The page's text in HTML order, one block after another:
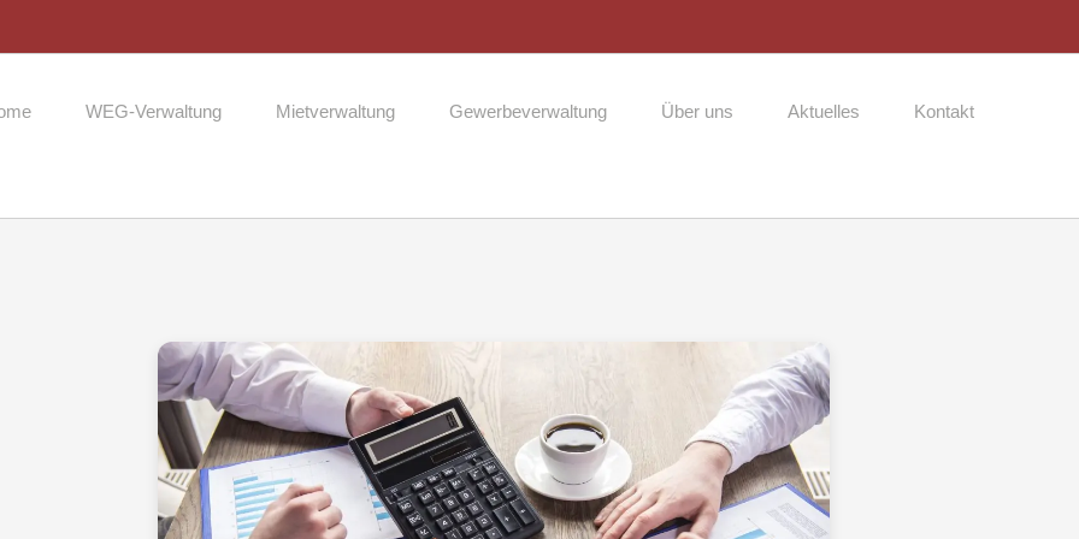
WEG-Verwaltung Mietverwaltung Gewerbeverwaltung Über uns Aktuelles Kontakt